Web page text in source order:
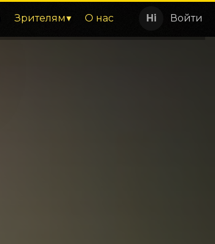
Зрителям О нас Войти